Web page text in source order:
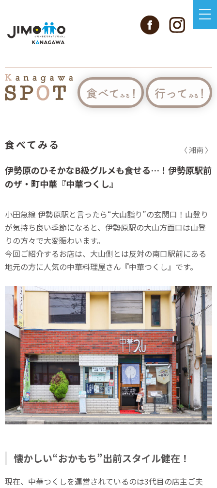
食べてみる 〈 湘南 〉
伊勢原のひそかなB級グルメも食せる…！伊勢原駅前
のザ・町中華『中華つくし』
小田急線 伊勢原駅と言ったら“大山詣り”の玄関口！山登り
が気持ち良い季節になると、伊勢原駅の大山方面口は山登
りの方々で大変賑わいます。
今回ご紹介するお店は、大山側とは反対の南口駅前にある
地元の方に人気の中華料理屋さん『中華つくし』です。
懐かしい“おかもち”出前スタイル健在！
現在、中華つくしを運営されているのは3代目の店主ご夫